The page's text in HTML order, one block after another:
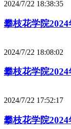
2024/7/22 18:38:35
攀枝花学院
2024/7/22 18:08:02
攀枝花学院
2024/7/22 17:52:17
攀枝花学院